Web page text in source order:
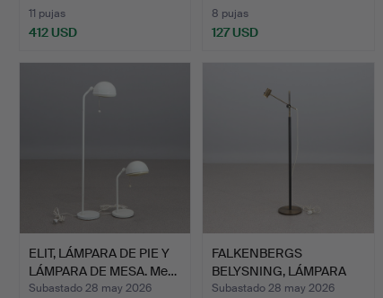
11 pujas
412 USD
8 pujas
127 USD
ELIT, LÁMPARA DE PIE Y
LÁMPARA DE MESA. Me…
Subastado 28 may 2026
FALKENBERGS
BELYSNING, LÁMPARA
DE PIE. Lat…
Subastado 28 may 2026